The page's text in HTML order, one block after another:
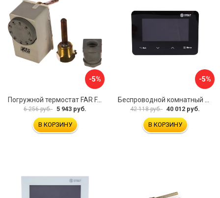
-5%
Погружной термостат FAR FA 7950
6 256 руб. 5 943 руб.
В КОРЗИНУ
-5%
42 118 руб. 40 012 руб.
В КОРЗИНУ